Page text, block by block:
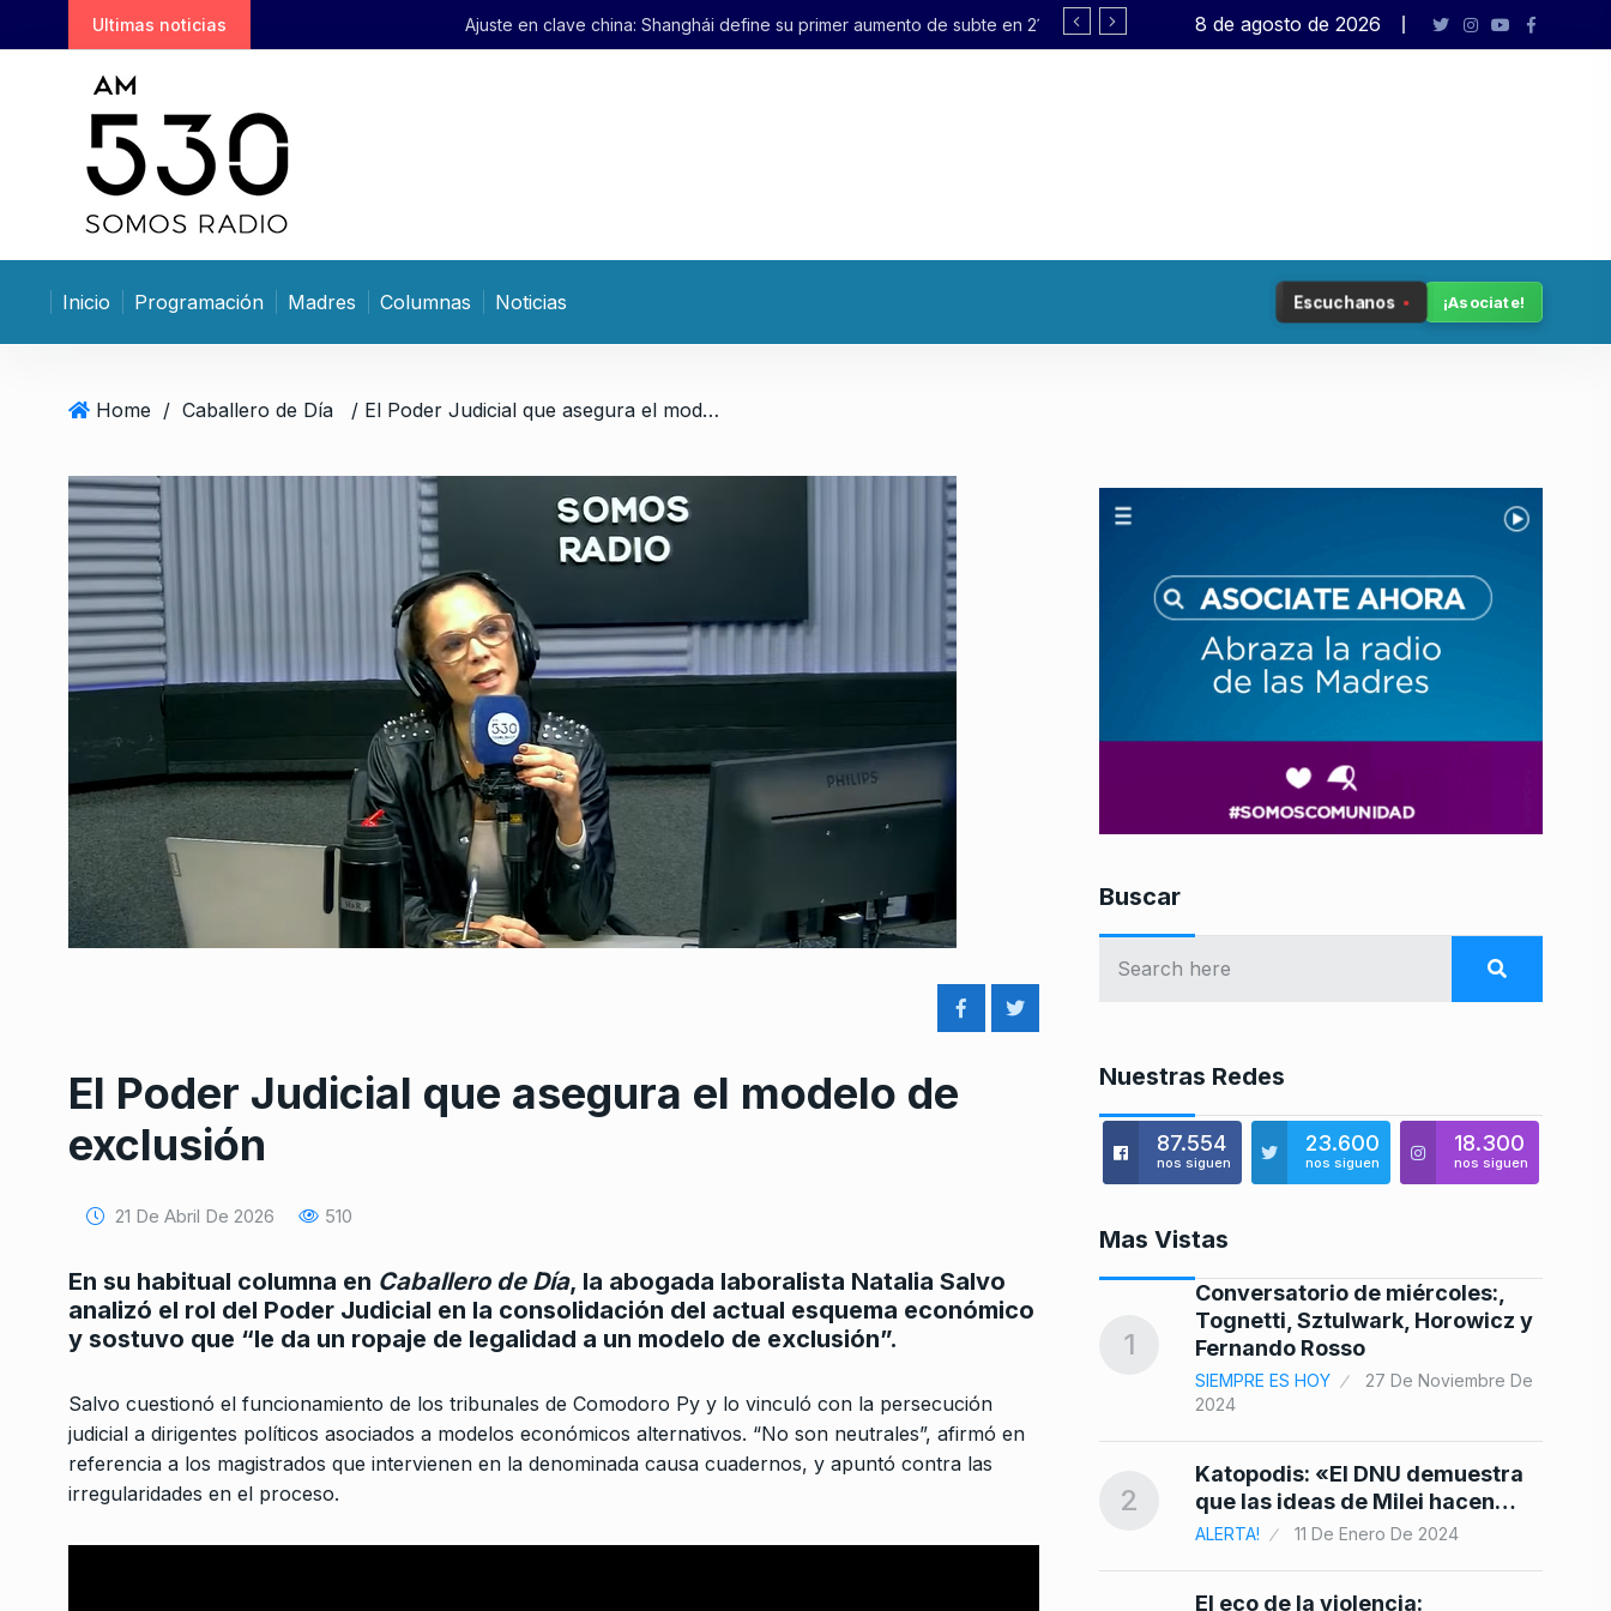
k
n
Ultimas noticias Ajuste en clave china: Shanghái define su primer aumento de subte en 21 años Rafael Varela presenta «Big Bang»
8 de agosto de 2026
Inicio Programación Madres Columnas Noticias Escuchanos ¡Asociate!
Home / Caballero de Día / El Poder Judicial que asegura el modelo de exclusión
El Poder Judicial que asegura el modelo de
exclusión
21 De Abril De 2026 510
En su habitual columna en Caballero de Día, la abogada laboralista Natalia Salvo
analizó el rol del Poder Judicial en la consolidación del actual esquema económico
y sostuvo que “le da un ropaje de legalidad a un modelo de exclusión”.
Salvo cuestionó el funcionamiento de los tribunales de Comodoro Py y lo vinculó con la persecución
judicial a dirigentes políticos asociados a modelos económicos alternativos. “No son neutrales”, afirmó en
referencia a los magistrados que intervienen en la denominada causa cuadernos, y apuntó contra las
irregularidades en el proceso.
Buscar
Nuestras Redes
87.554
nos siguen
23.600
nos siguen
18.300
nos siguen
Mas Vistas
1
Conversatorio de miércoles:,
Tognetti, Sztulwark, Horowicz y
Fernando Rosso
2024
2
Katopodis: «El DNU demuestra
que las ideas de Milei hacen…
8
Carlos Rottemberg: «La cultura
es imprescindible como
inversión en una…
9 Se enturbia la región
1
Conversatorio de miércoles:,
Tognetti, Sztulwark, Horowicz y
Fernando Rosso
SIEMPRE ES HOY
27 De Noviembre De
2024
2
Katopodis: «El DNU demuestra
que las ideas de Milei hacen…
ALERTA! 11 De Enero De 2024
El eco de la violencia: